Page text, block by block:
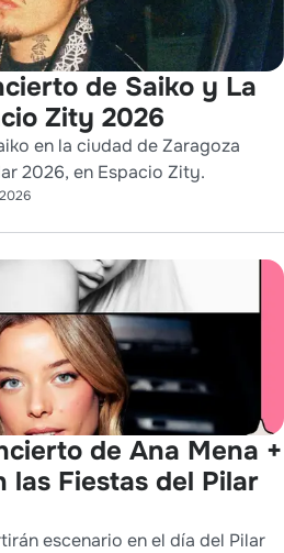
de Saiko y La
Zity 2026
en la ciudad de Zaragoza
2026, en Espacio Zity.
de Ana Mena +
las Fiestas del Pilar
escenario en el día del Pilar